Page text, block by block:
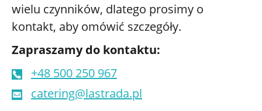
wielu czynników, dlatego prosimy o
kontakt, aby omówić szczegóły.
Zapraszamy do kontaktu:
+48 500 250 967
catering@lastrada.pl